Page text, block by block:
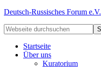
Deutsch-Russisches Forum e.V.
Startseite
Über uns
Kuratorium